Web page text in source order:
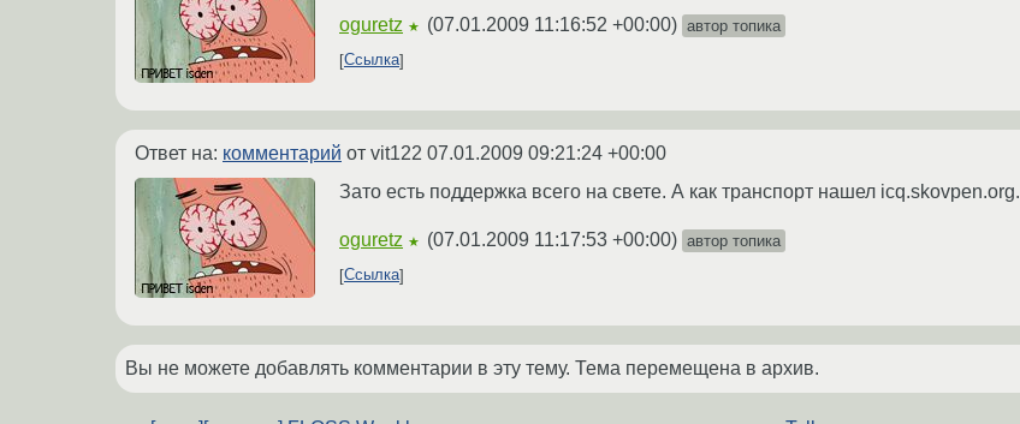
oguretz ★ (07.01.2009 11:16:52 +00:00) автор топика
Ссылка
Ответ на: комментарий от vit122 07.01.2009 09:21:24 +00:00
Зато есть поддержка всего на свете. А как транспорт нашел icq.skovpen.org.
oguretz ★ (07.01.2009 11:17:53 +00:00) автор топика
Ссылка
Вы не можете добавлять комментарии в эту тему. Тема перемещена в архив.